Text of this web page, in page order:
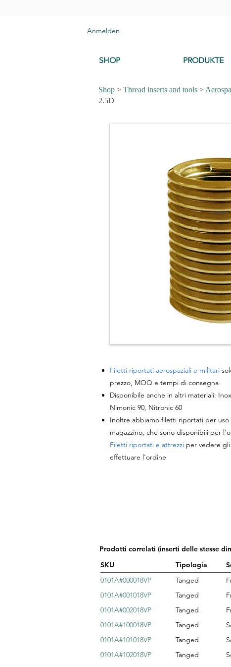
Anmelden
SHOP PRODUKTE
Shop > Thread inserts and tools >
2.5D
Filetti riportati aerospaziali e militari
prezzo, MOQ e tempi di consegna
Disponibile anche in altri materiali:
Nimonic 90, Nitronic 60
Inoltre abbiamo filetti riportati per
magazzino, che sono disponibili per
Filetti riportati e attrezziper vedere gli
effettuare l'ordine
Prodotti correlati (inserti delle stesse
SKU
Tipologia
0101A#000018VP
Tanged
0101A#001018VP
Tanged
0101A#002018VP
Tanged
0101A#100018VP
Tanged
0101A#101018VP
Tanged
0101A#102018VP
Tanged